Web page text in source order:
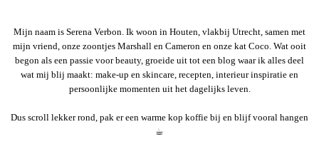
Mijn naam is Serena Verbon. Ik woon in Houten, vlakbij Utrecht, samen met
mijn vriend, onze zoontjes Marshall en Cameron en onze kat Coco. Wat ooit
begon als een passie voor beauty, groeide uit tot een blog waar ik alles deel
wat mij blij maakt: make-up en skincare, recepten, interieur inspiratie en
persoonlijke momenten uit het dagelijks leven.
Dus scroll lekker rond, pak er een warme kop koffie bij en blijf vooral hangen
☕︎